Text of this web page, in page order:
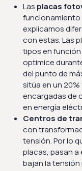
Las placas
explicamos
con estas. Las
tipos en
optimice
del punto de
sitúa en un 20%
encargadas de
en energía
Centros de
con
tensión. Por lo
placas, pasan
bajan la